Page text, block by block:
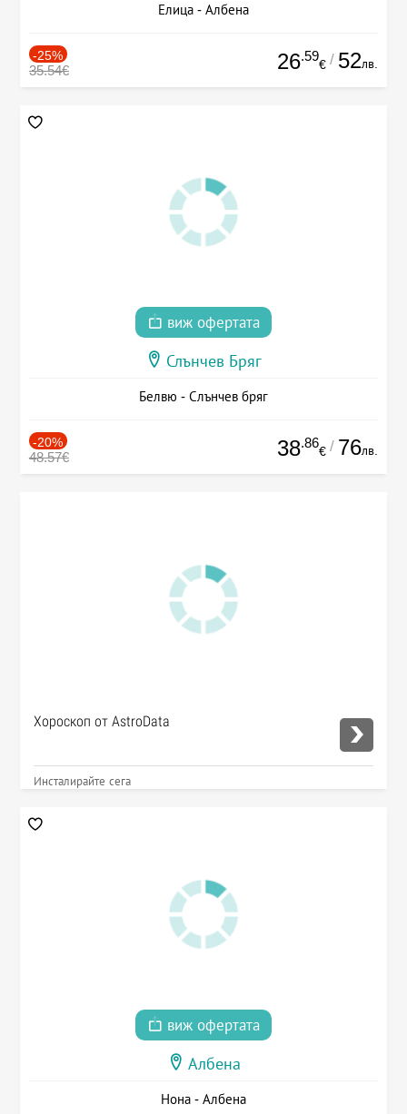
Елица - Албена
-25%
35.54€ 26.59
€ / 52лв.
виж офертата
Слънчев Бряг
Белвю - Слънчев бряг
-20%
48.57€ 38.86
€ / 76лв.
Хороскоп от AstroData
Инсталирайте сега
виж офертата
Албена
Нона - Албена